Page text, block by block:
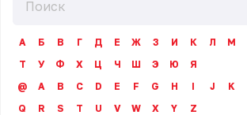
А Б В Г Д Е Ж З И К Л М
Т
У Ф Х Ц Ч Ш Э Ю
Я
@
A B C D E F G H I J K
Q
R S T U V W X Y Z